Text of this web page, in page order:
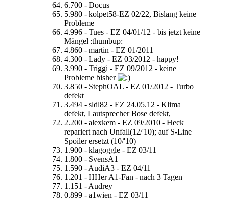
6.700 - Docus
5.980 - kolpet58-EZ 02/22, Bislang keine
Probleme
4.996 - Tues - EZ 04/01/12 - bis jetzt keine
Mängel :thumbup:
4.860 - martin - EZ 01/2011
4.300 - Lady - EZ 03/2012 - happy!
3.990 - Triggi - EZ 09/2012 - keine
Probleme bisher
3.850 - StephOAL - EZ 01/2012 - Turbo
defekt
3.494 - sldl82 - EZ 24.05.12 - Klima
defekt, Lautsprecher Bose defekt,
2.200 - alexkem - EZ 09/2010 - Heck
repariert nach Unfall(12/'10); auf S-Line
Spoiler ersetzt (10/'10)
1.900 - klagoggle - EZ 03/11
1.800 - SvensA1
1.590 - AudiA3 - EZ 04/11
1.201 - HHer A1-Fan - nach 3 Tagen
1.151 - Audrey
0.899 - a1wien - EZ 03/11